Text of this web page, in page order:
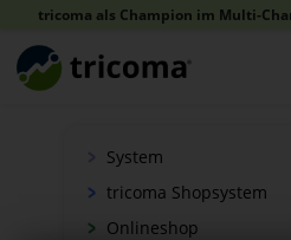
tricoma als Champion im Multi-
System
tricoma Shopsystem
Onlineshop